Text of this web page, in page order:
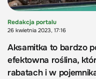
Redakcja portalu
26 kwietnia 2023, 17:16
Aksamitka to bardzo
efektowna roślina,
rabatach i w